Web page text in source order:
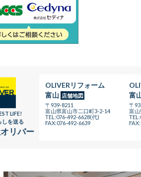
LIFE!
しを送る
リバー
OLIVERリフォーム
富山 店舗地図
〒939-8211
富山県富山市二口町3-2-14
TEL:076-492-6628(代)
FAX:076-492-6639
富
〒
富